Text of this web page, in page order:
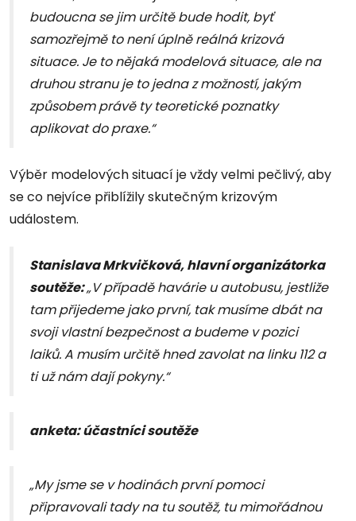
budoucna se jim určitě bude hodit, byť
samozřejmě to není úplně reálná krizová
situace. Je to nějaká modelová situace, ale na
druhou stranu je to jedna z možností, jakým
způsobem právě ty teoretické poznatky
aplikovat do praxe.“
Výběr modelových situací je vždy velmi pečlivý, aby
se co nejvíce přiblížily skutečným krizovým
událostem.
Stanislava Mrkvičková, hlavní organizátorka
soutěže:„V případě havárie u autobusu, jestliže
tam přijedeme jako první, tak musíme dbát na
svoji vlastní bezpečnost a budeme v pozici
laiků. A musím určitě hned zavolat na linku 112 a
ti už nám dají pokyny.“
anketa: účastníci soutěže
„My jsme se v hodinách první pomoci
připravovali tady na tu soutěž, tu mimořádnou